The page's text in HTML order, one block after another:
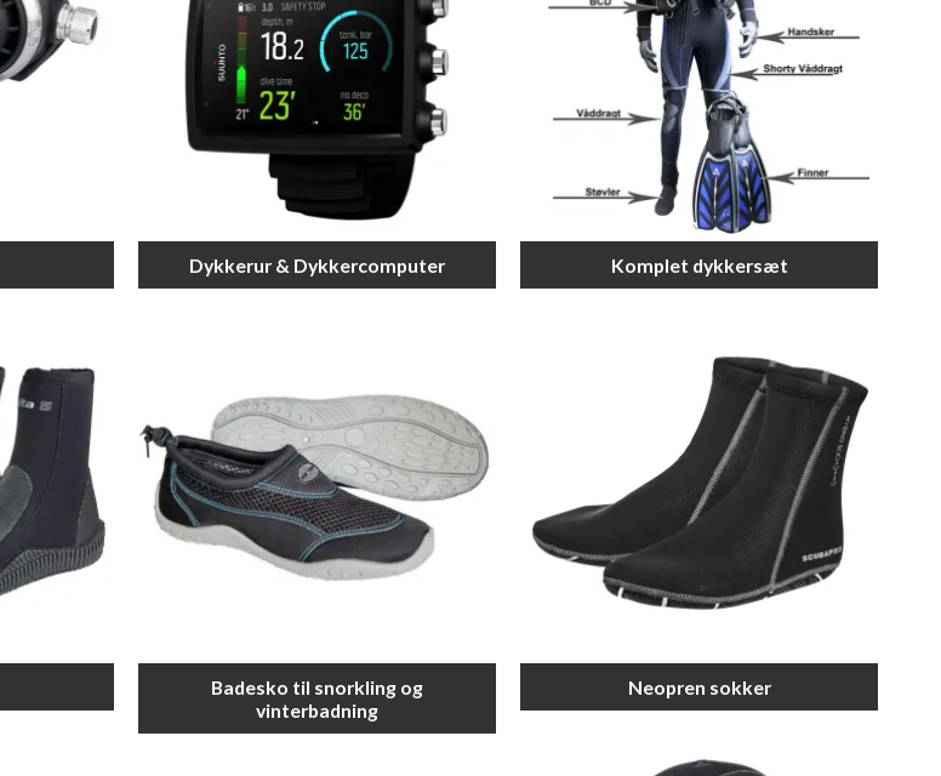
Dykkerur & Dykkercomputer Komplet dykkersæt
Badesko til snorkling og
vinterbadning
Neopren sokker